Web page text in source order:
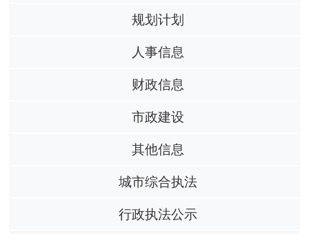
规划计划
人事信息
财政信息
市政建设
其他信息
城市综合执法
行政执法公示